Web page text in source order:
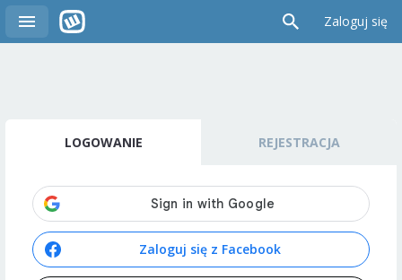
Zaloguj się
LOGOWANIE REJESTRACJA
Zaloguj się z Facebook